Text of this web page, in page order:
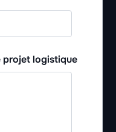
projet logistique